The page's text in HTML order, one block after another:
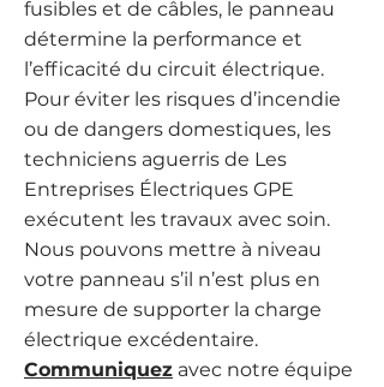
fusibles et de câbles, le panneau
détermine la performance et
l’efficacité du circuit électrique.
Pour éviter les risques d’incendie
ou de dangers domestiques, les
techniciens aguerris de Les
Entreprises Électriques GPE
exécutent les travaux avec soin.
Nous pouvons mettre à niveau
votre panneau s’il n’est plus en
mesure de supporter la charge
électrique excédentaire.
Communiquez avec notre équipe